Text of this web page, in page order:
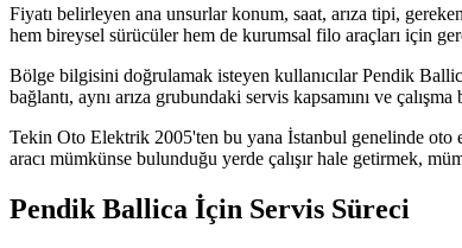
Fiyatı belirleyen ana unsurlar konum, saat, arıza tipi,
hem bireysel sürücüler hem de kurumsal filo araçları için
Bölge bilgisini doğrulamak isteyen kullanıcılar Pendik
bağlantı, aynı arıza grubundaki servis kapsamını ve
Tekin Oto Elektrik 2005'ten bu yana İstanbul genelinde oto
aracı mümkünse bulunduğu yerde çalışır hale getirmek,
Pendik Ballica İçin Servis Süreci